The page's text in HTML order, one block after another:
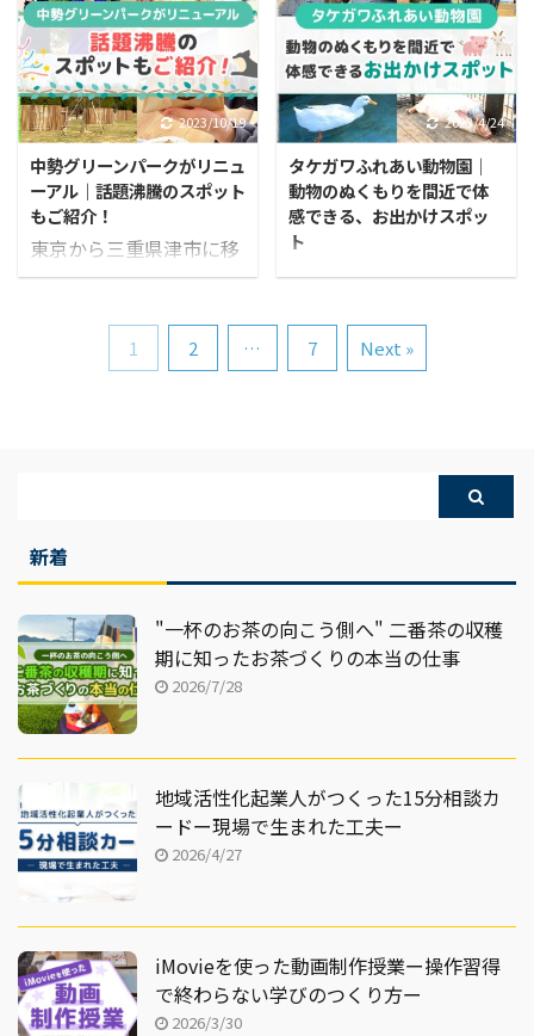
楽クリエイター5人のう
ちの1人で、同じく
TikTok Awards Japan
2022のTik Tok LIVEでは
2位を ...
るサンエル社内でも「三
重県のロケ地スポット」
は地元ネタとして大盛り
上がり！ 今回は、愛知県
との県境にあり、名古屋
からもアクセスが優れて
いる桑名市に注目しまし
た！ 西川 今回 ...
サンエルはあります。 西
川 こんにちは！サンエル
広報担当の西川です！ 今
回の記事では、松阪市で
生まれ育ち、地元をこよ
なく愛するサンエル社長
の辻橋をご紹介します！
じつは、とても繊細でお
ちゃめな性格ですが、一
う…と誤解されている方
もいるとのうわさが…。
辻橋のことを ...
太鼓」は、日本の伝統芸
能でもあり、地域の祭り
やイベントで誰でも聞き
なじみのある音の一つで
はないでしょうか。 そん
な和太鼓で、三重県松阪
市を盛り上げようと活動
しているチームがありま
させていただいたチーム
です。 響座いなせ組は、
りました。 サンエルでは
三重県で活動する団体や
2023/10/19
中勢グリーンパークがリニュ
ーアル｜話題沸騰のスポット
もご紹介！
東京から三重県津市に移
住して、はや4年。 現
ども達が幼かった在京時
代、朝から晩までヘトヘ
ことのメリットは、子ど
もたちが、のびのびと遊
べる広大な場所が多く点
在していることにありま
す。 自宅から車で15分ほ
どの距離にある「中勢グ
リーンパーク」 はじめて
訪れた4年前、敷地は広
大で遊具も充実してお
り、子どもがクタクタに
なるまで遊べる場所が気
軽に行ける距離感にあ ...
2023/4/24
タケガワふれあい動物園｜
動物のぬくもりを間近で体
感できる、お出かけスポッ
ト
まもなくゴールデンウィ
ね。 みなさん、もう予定
はお決まりでしょうか？
持ちで屋外に繰り出せる
ようになりました。 そん
びに行っていただきたい
おすすめの場所があるん
です！ それがこちらの場
所、松阪市内にある「タ
通り直接「ふれあい」が
できる動物園！ そうなん
です！ なんとこの動物園
の一番の特徴は、鳥類や
1 2 … 7 Next »
新着
"一杯のお茶の向こう側へ" 二番茶の収穫
期に知ったお茶づくりの本当の仕事
2026/7/28
地域活性化起業人がつくった15分相談カ
ードー現場で生まれた工夫ー
2026/4/27
iMovieを使った動画制作授業ー操作習得
で終わらない学びのつくり方ー
2026/3/30